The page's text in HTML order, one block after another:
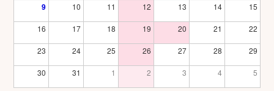
9 10 11 12 13 14 15
16 17 18 19 20 21 22
23 24 25 26 27 28 29
30 31 1 2 3 4 5